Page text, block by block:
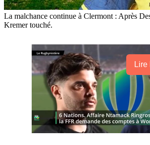
La malchance continue à Clermont : Après
Kremer touché.
Lire